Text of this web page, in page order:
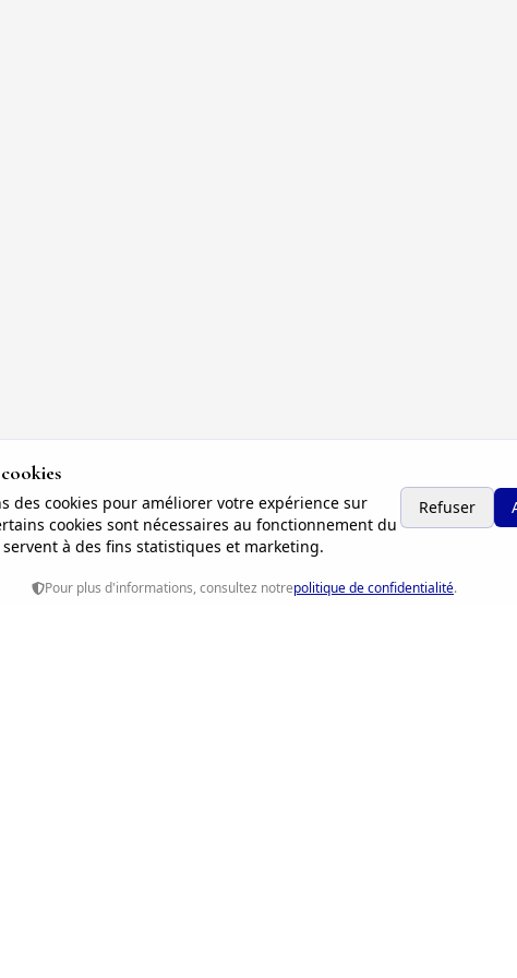
des cookies pour améliorer votre expérience sur
cookies sont nécessaires au fonctionnement du
à des fins statistiques et marketing.
Refuser
Pour plus d'informations, consultez notrepolitique de confidentialité.